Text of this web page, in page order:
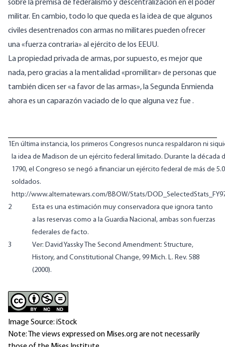
sobre la premisa de federalismo y descentralización en el poder
militar. En cambio, todo lo que queda es la idea de que algunos
civiles desentrenados con armas no militares pueden ofrecer
una «fuerza contraria» al ejército de los EEUU.
La propiedad privada de armas, por supuesto, es mejor que
nada, pero gracias a la mentalidad «promilitar» de personas que
también dicen ser «a favor de las armas», la Segunda Enmienda
ahora es un caparazón vaciado de lo que alguna vez fue .
1 En última instancia, los primeros Congresos nunca respaldaron ni
la idea de Madison de un ejército federal limitado. Durante la década
1790, el Congreso se negó a financiar un ejército federal de más de
soldados.
http://www.alternatewars.com/BBOW/Stats/
2
Esta es una estimación muy conservadora que ignora tanto
a las reservas como a la Guardia Nacional, ambas son fuerzas
federales de facto.
3
Ver: David YasskyThe Second Amendment: Structure,
History, and Constitutional Change, 99 Mich. L. Rev. 588
(2000).
Image Source: iStock
Note: The views expressed on Mises.org are not necessarily